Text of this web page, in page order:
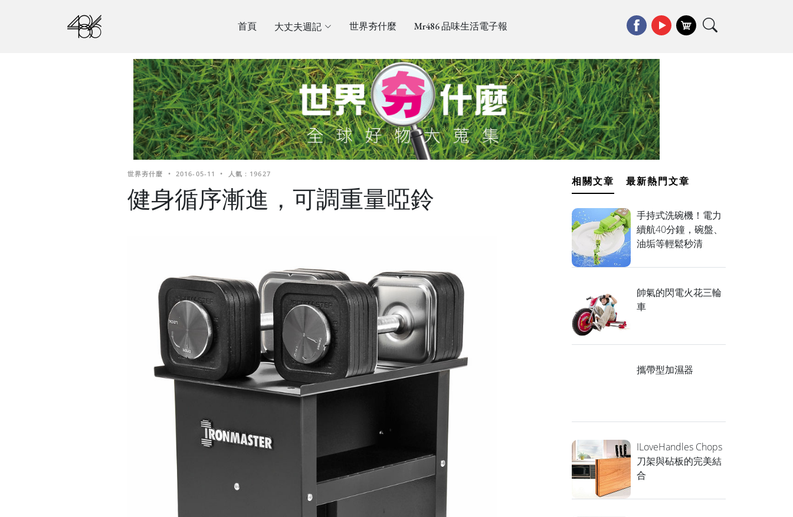
首頁 大丈夫週記 世界夯什麼 Mr486 品味生活電子報
世界夯什麼 • 2016-05-11 • 人氣 : 19627
健身循序漸進，可調重量啞鈴
相關文章 最新熱門文章
手持式洗碗機！電力
續航40分鐘，碗盤、
油垢等輕鬆秒清
帥氣的閃電火花三輪
車
攜帶型加濕器
ILoveHandles Chops
刀架與砧板的完美結
合